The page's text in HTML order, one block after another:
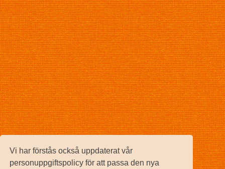
Vi har förstås också uppdaterat vår
personuppgiftspolicy för att passa den nya